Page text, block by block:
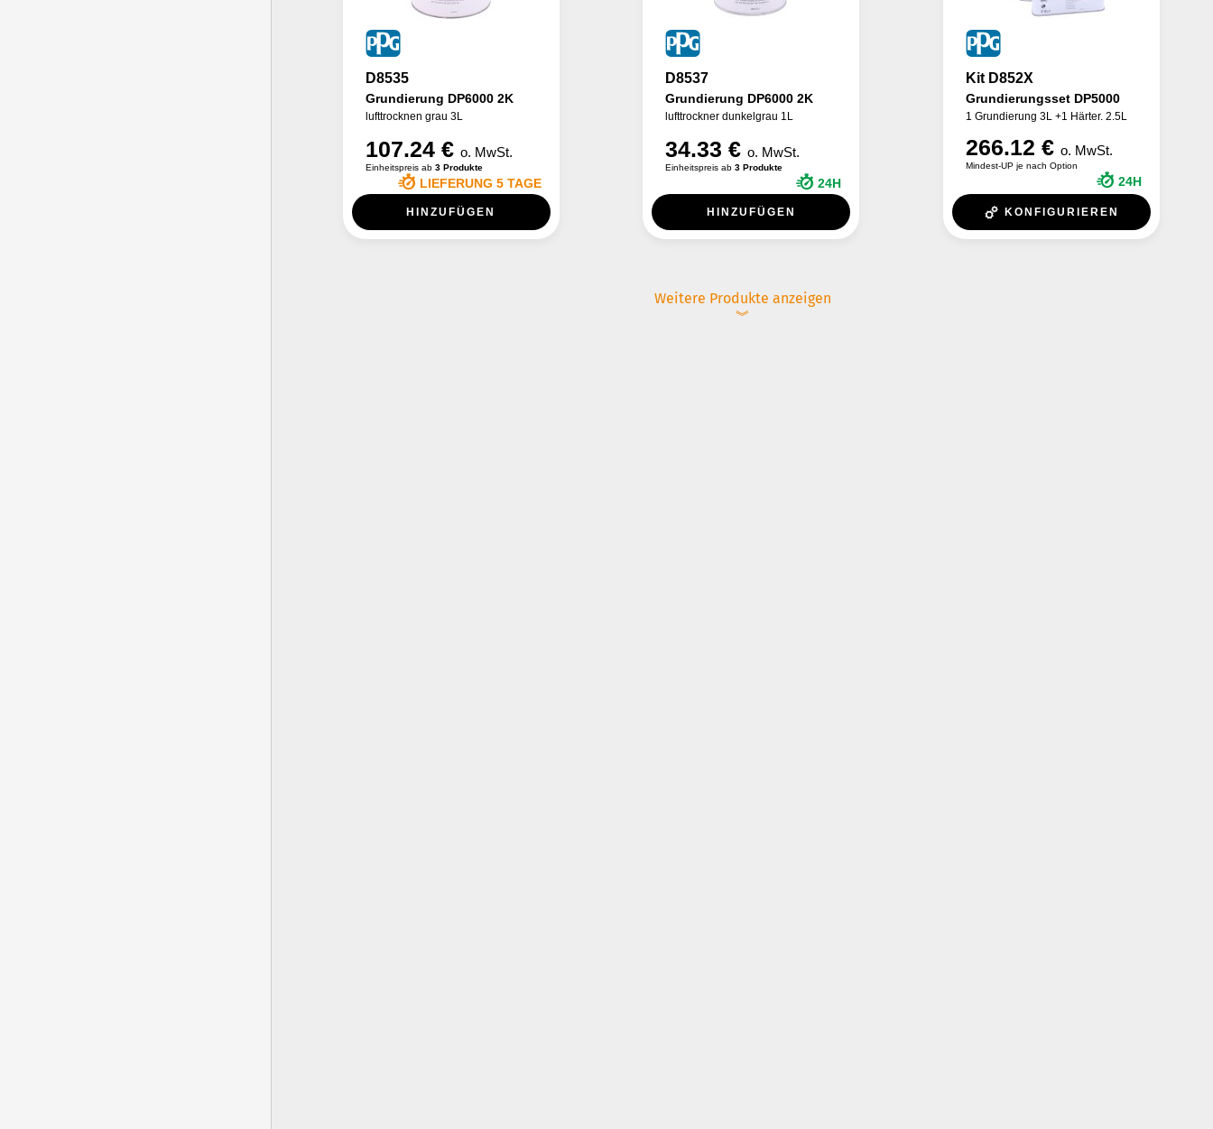
D8535
Grundierung DP6000 2K
lufttrocknen grau 3L
107.24 € o. MwSt.
Einheitspreis ab 3 Produkte
LIEFERUNG 5 TAGE
HINZUFÜGEN
D8537
Grundierung DP6000 2K
lufttrockner dunkelgrau 1L
34.33 €o. MwSt.
Einheitspreis ab3 Produkte
24H
HINZUFÜGEN
Kit D852X
Grundierungsset DP5000
1 Grundierung 3L +1 Härter. 2.5L
266.12 €o. MwSt.
Mindest-UP je nach Option
24H
KONFIGURIEREN
Weitere Produkte anzeigen
︾